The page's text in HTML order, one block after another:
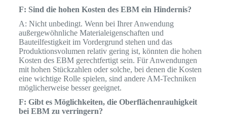
F: Sind die hohen Kosten des EBM ein Hindernis?
A: Nicht unbedingt. Wenn bei Ihrer Anwendung
außergewöhnliche Materialeigenschaften und
Bauteilfestigkeit im Vordergrund stehen und das
Produktionsvolumen relativ gering ist, könnten die hohen
Kosten des EBM gerechtfertigt sein. Für Anwendungen
mit hohen Stückzahlen oder solche, bei denen die Kosten
eine wichtige Rolle spielen, sind andere AM-Techniken
möglicherweise besser geeignet.
F: Gibt es Möglichkeiten, die Oberflächenrauhigkeit
bei EBM zu verringern?